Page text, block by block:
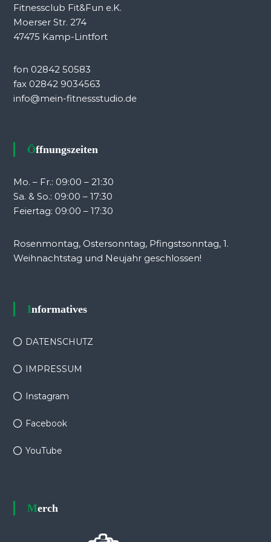
Fitnessclub Fit&Fun e.K.
Moerser Str. 274
47475 Kamp-Lintfort
fon 02842 50583
fax 02842 9034563
info@mein-fitnessstudio.de
Öffnungszeiten
Mo. – Fr.: 09:00 – 21:30
Sa. & So.: 09:00 – 17:30
Feiertag: 09:00 – 17:30
Rosenmontag, Ostersonntag, Pfingstsonntag, 1.
Weihnachtstag und Neujahr geschlossen!
Informatives
DATENSCHUTZ
IMPRESSUM
Instagram
Facebook
YouTube
Merch